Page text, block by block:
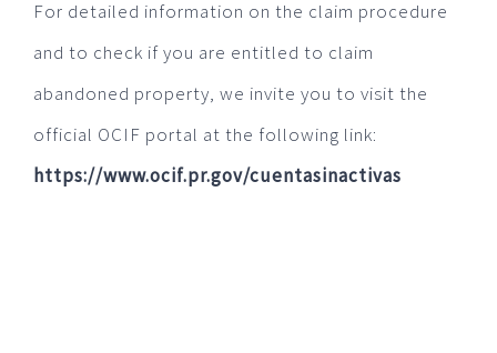
For detailed information on the claim procedure
and to check if you are entitled to claim
abandoned property, we invite you to visit the
official OCIF portal at the following link:
https://www.ocif.pr.gov/cuentasinactivas